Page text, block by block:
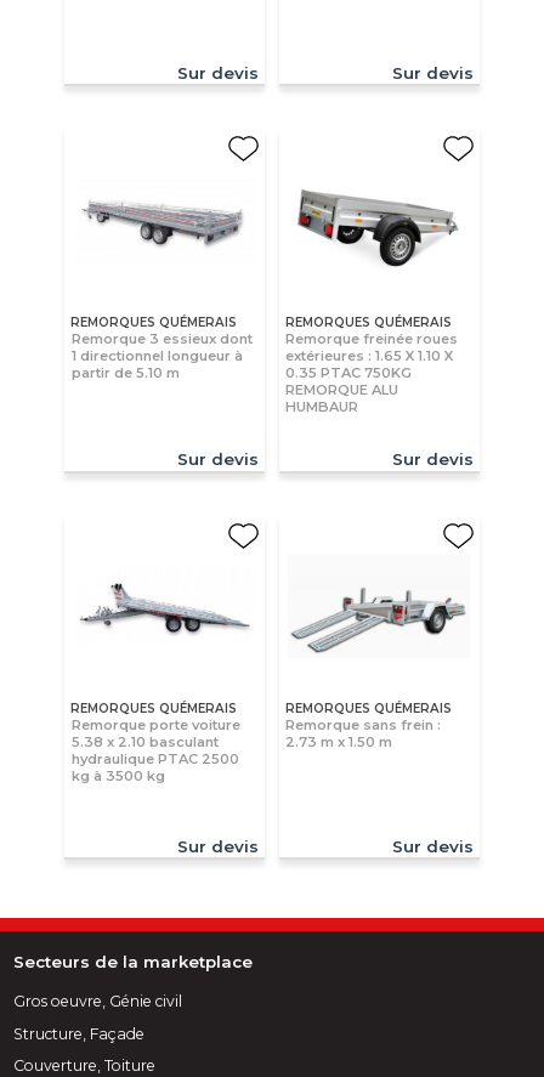
Sur devis Sur devis
REMORQUES QUÉMERAIS
Remorque 3 essieux dont
1 directionnel longueur à
partir de 5.10 m
Sur devis
REMORQUES QUÉMERAIS
Remorque freinée roues
extérieures : 1.65 X 1.10 X
0.35 PTAC 750KG
REMORQUE ALU
HUMBAUR
Sur devis
REMORQUES QUÉMERAIS
Remorque porte voiture
5.38 x 2.10 basculant
hydraulique PTAC 2500
kg à 3500 kg
Sur devis
REMORQUES QUÉMERAIS
Remorque sans frein :
2.73 m x 1.50 m
Sur devis
Secteurs de la marketplace
Gros oeuvre, Génie civil
Structure, Façade
Couverture, Toiture